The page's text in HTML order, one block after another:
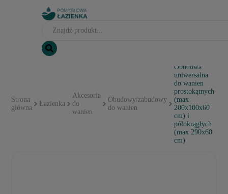
Strona
główna
Łazienka
Akcesoria
do
wanien
Obudowy/zabudowy
do wanien
Obudowa
uniwersalna
do wanien
prostokątnych
(max
200x100x60
cm) i
półokrągłych
(max 290x60
cm)